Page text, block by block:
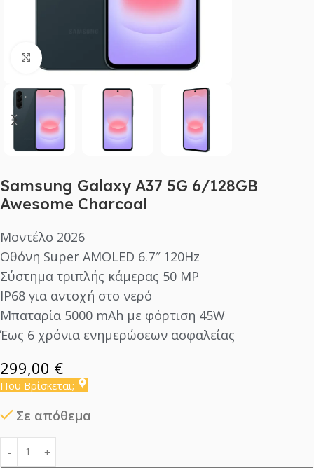
Click to enlarge
Samsung Galaxy A37 5G 6/128GB
Awesome Charcoal
Μοντέλο 2026
Οθόνη Super AMOLED 6.7″ 120Hz
Σύστημα τριπλής κάμερας 50 MP
IP68 για αντοχή στο νερό
Μπαταρία 5000 mAh με φόρτιση 45W
Έως 6 χρόνια ενημερώσεων ασφαλείας
299,00 €
Που Βρίσκεται;
Σε απόθεμα